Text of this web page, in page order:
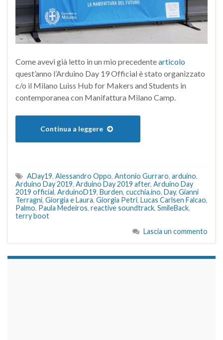
Come avevi già letto in un mio precedentearticolo
quest’anno l’Arduino Day 19 Official è stato organizzato
c/o il Milano Luiss Hub for Makers and Students in
contemporanea con Manifattura Milano Camp.
Continua a leggere
ADay19, Alessandro Oppo, Antonio Gurraro, arduino,
Arduino Day 2019, Arduino Day 2019 after, Arduino Day
2019 official, ArduinoD19, Burden, cucchia.ino, Day, Gianni
Terragni, Giorgia e Laura, Giorgia Petri, Lucas Carlsen Falcao,
Palmo, Paula Medeiros, reactive soundtrack, SmileBack,
terry boot
Lascia un commento